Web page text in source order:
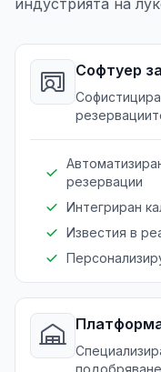
Софтуер
резервации
Интегриран
Известия в